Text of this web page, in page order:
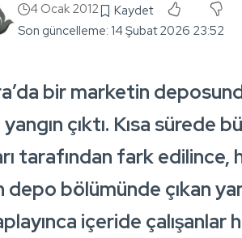
Son güncelleme: 14 Şubat 2026 23:52
4 Ocak 2012
bir marketin
çıktı. Kısa sürede
tarafından fark
bölümünde çıkan
içeride çalışanlar